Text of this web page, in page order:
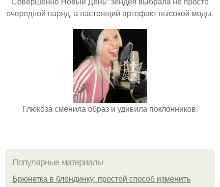
очередной наряд, а настоящий артефакт высокой моды.
Глюкоза сменила образ и удивила поклонников.
Популярные материалы
Брюнетка в блондинку: простой способ изменить